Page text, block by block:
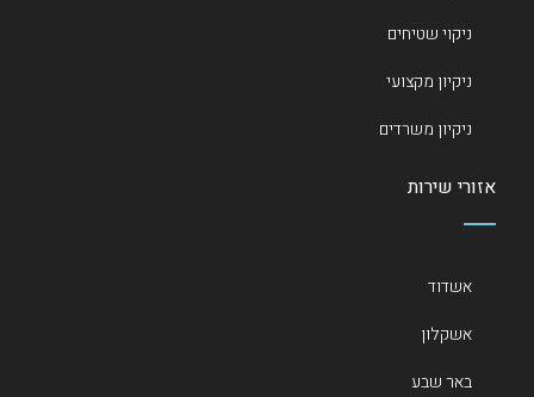
ניקוי שטיחים
ניקיון מקצועי
ניקיון משרדים
אזורי שירות
אשדוד
אשקלון
באר שבע